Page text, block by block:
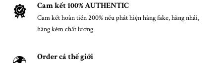
Cam kết 100% AUTHENTIC
Cam kết hoàn tiền 200% nếu phát hiện hàng fake, hàng nhái,
hàng kém chất lượng
Order cả thế giới